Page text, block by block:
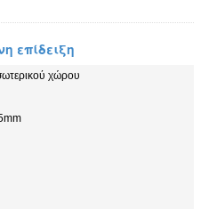
επίδειξη
χώρου